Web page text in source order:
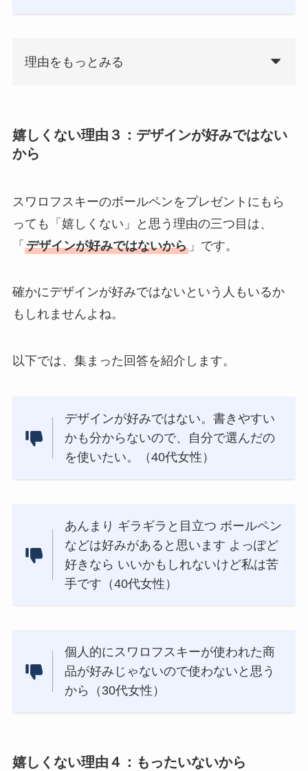
理由をもっとみる
嬉しくない理由３：デザインが好みではない
から
スワロフスキーのボールペンをプレゼントにもら
っても「嬉しくない」と思う理由の三つ目は、
「 デザインが好みではないから」です。
確かにデザインが好みではないという人もいるか
もしれませんよね。
以下では、集まった回答を紹介します。
デザインが好みではない。書きやすい
かも分からないので、自分で選んだの
を使いたい。（40代女性）
あんまり ギラギラと目立つ ボールペン
などは好みがあると思います よっぽど
好きなら いいかもしれないけど私は苦
手です（40代女性）
個人的にスワロフスキーが使われた商
品が好みじゃないので使わないと思う
から（30代女性）
嬉しくない理由４：もったいないから